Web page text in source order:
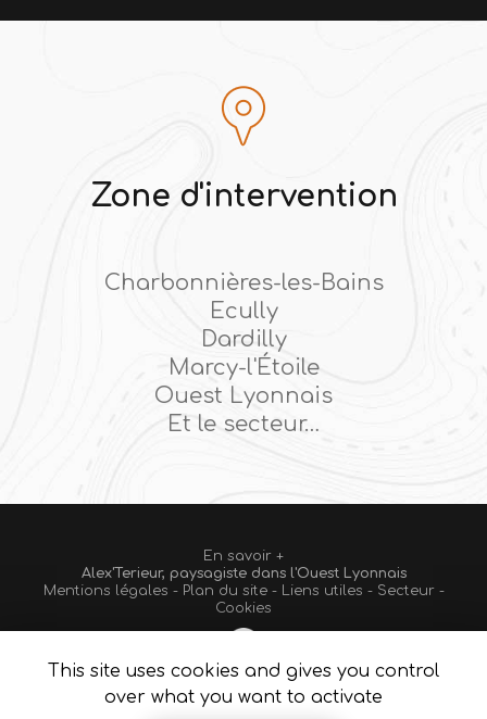
Zone d'intervention
Charbonnières-les-Bains
Ecully
Dardilly
Marcy-l'Étoile
Ouest Lyonnais
Et le secteur…
En savoir +
Notre savoir-faire : Paysagiste Ouest Lyonnais
Alex'Terieur, paysagiste dans l'Ouest Lyonnais
Mentions légales - Plan du site- Liens utiles - Secteur-
Cookies
Création et référencement de site Internet
Demande de Devis
This site uses cookies and gives you control
over what you want to activate